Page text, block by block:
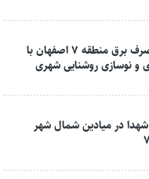
کاهش ۱۵ درصدی مصرف برق منطقه ۷ اصفهان با
و نوسازی روشنایی شهری
در میادین شمال شهر